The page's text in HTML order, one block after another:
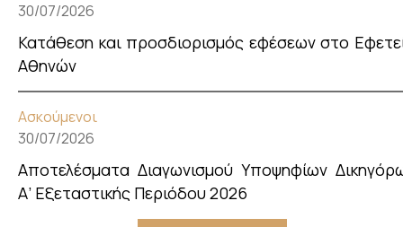
30/07/2026
Κατάθεση και προσδιορισμός εφέσεων στο
Αθηνών
Ασκούμενοι
30/07/2026
Αποτελέσματα Διαγωνισμού Υποψηφίων
Α’ Εξεταστικής Περιόδου 2026